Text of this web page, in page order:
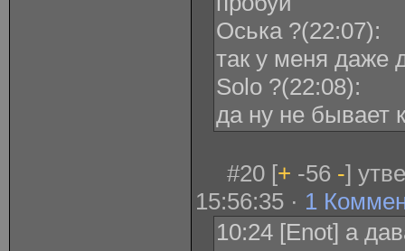
Оська ?(22:07):
так у меня даже
Solo ?(22:08):
да ну не бывает
#20 [+ -56 -]
15:56:35 · 1
10:24 [Enot] а